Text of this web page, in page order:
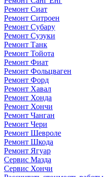
Ремонт Сиат
Ремонт Ситроен
Ремонт Субару
Ремонт Сузуки
Ремонт Танк
Ремонт Тойота
Ремонт Фиат
Ремонт Фольцваген
Ремонт Форд
Ремонт Хавал
Ремонт Хонда
Ремонт Хончи
Ремонт Чанган
Ремонт Чери
Ремонт Шевроле
Ремонт Шкода
Ремонт Ягуар
Сервис Мазда
Сервис Хончи